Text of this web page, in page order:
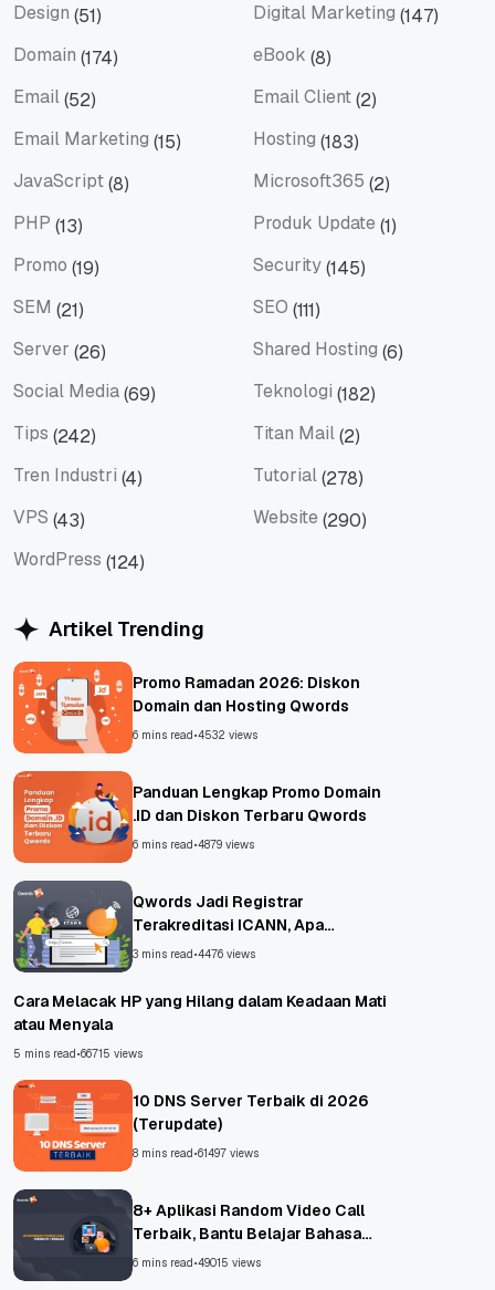
Design (51) Digital Marketing (147)
Domain (174) eBook (8)
Email(52) Email Client(2)
Email Marketing (15) Hosting (183)
JavaScript(8) Microsoft365 (2)
PHP (13) Produk Update (1)
Promo (19) Security(145)
SEM (21) SEO (111)
Server (26) Shared Hosting (6)
Social Media(69) Teknologi (182)
Tips (242) Titan Mail(2)
Tren Industri (4) Tutorial(278)
VPS (43) Website (290)
WordPress (124)
Artikel Trending
Promo Ramadan 2026: Diskon
Domain dan Hosting Qwords
6 mins read •4532 views
Panduan Lengkap Promo Domain
.ID dan Diskon Terbaru Qwords
6 mins read •4879 views
Qwords Jadi Registrar
Terakreditasi ICANN, Apa
Untungnya?
3 mins read •4476 views
Cara Melacak HP yang Hilang dalam Keadaan Mati
atau Menyala
5 mins read •66715 views
10 DNS Server Terbaik di 2026
(Terupdate)
8 mins read •61497 views
8+ Aplikasi Random Video Call
Terbaik, Bantu Belajar Bahasa
Asing!
6 mins read •49015 views